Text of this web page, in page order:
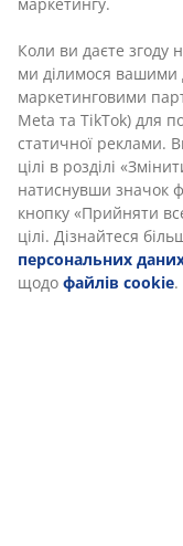
Відгуки
(4 )
Доставка
Ми
В JYSK ми
ідентифікатори,
нашого веб-сайту.
для забезпечення